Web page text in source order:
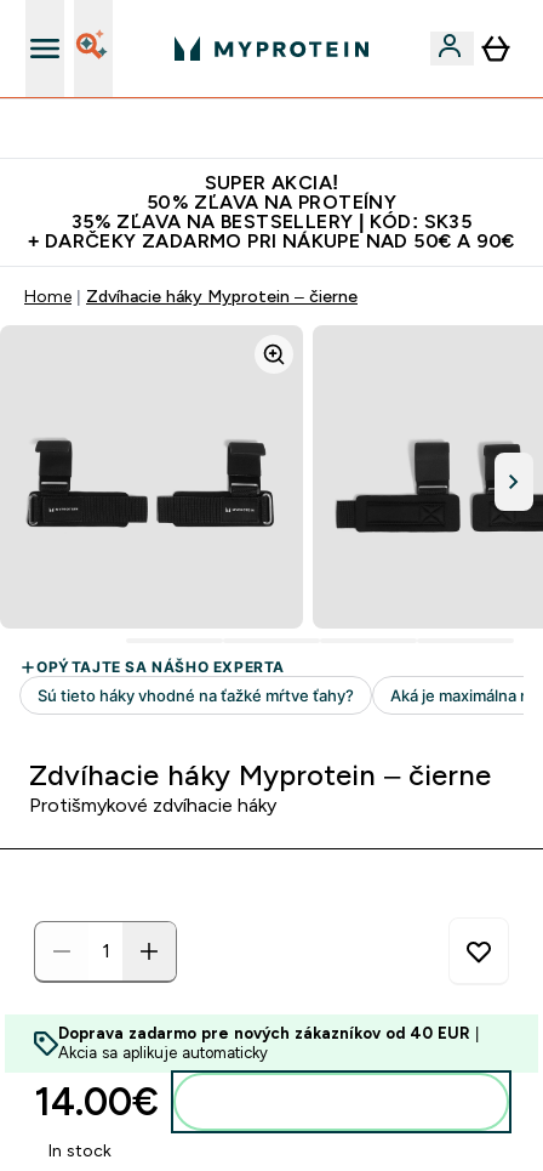
SUPER AKCIA!
50% ZĽAVA NA PROTEÍNY
35% ZĽAVA NA BESTSELLERY | KÓD: SK35
+ DARČEKY ZADARMO PRI NÁKUPE NAD 50€ A 90€
Home Zdvíhacie háky Myprotein – čierne
Zdvíhacie háky Myprotein – čierne
Protišmykové zdvíhacie háky
Doprava zadarmo pre nových zákazníkov od 40 EUR
Akcia sa aplikuje automaticky
14.00€‎
In stock